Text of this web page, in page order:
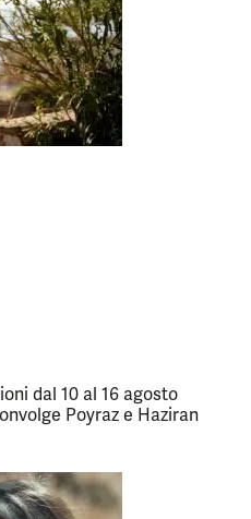
dal 10 al 16 agosto
Poyraz e Haziran